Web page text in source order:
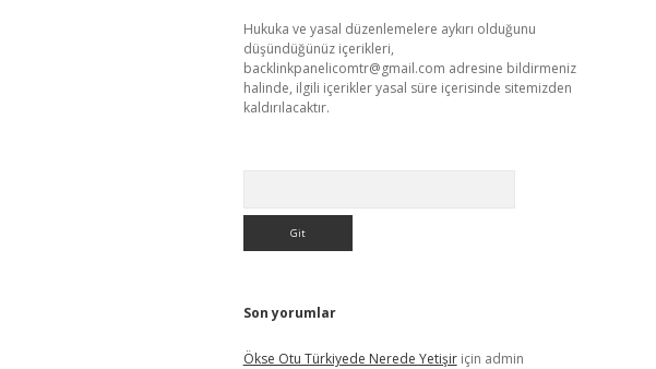
Hukuka ve yasal düzenlemelere aykırı olduğunu
düşündüğünüz içerikleri,
backlinkpanelicomtr@gmail.com adresine bildirmeniz
halinde, ilgili içerikler yasal süre içerisinde sitemizden
kaldırılacaktır.
Son yorumlar
Ökse Otu Türkiyede Nerede Yetişiriçin admin